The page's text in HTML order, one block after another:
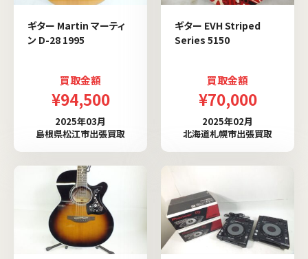
ギター Martin マーティ
ン D-28 1995
買取金額
¥94,500
2025年03月
島根県松江市出張買取
ギター EVH Striped
Series 5150
買取金額
¥70,000
2025年02月
北海道札幌市出張買取